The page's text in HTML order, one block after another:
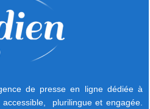
de presse en ligne dédiée à
plurilingue et engagée.